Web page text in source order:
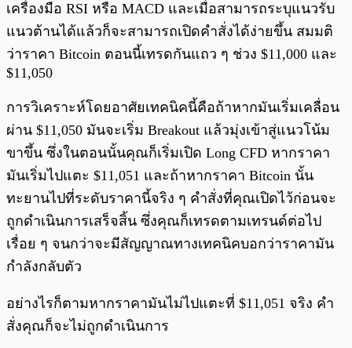
เครื่องมือ RSI หรือ MACD และเมื่อสามารถระบุแนวรับ
แนวต้านได้แล้วก็จะสามารถเปิดคำสั่งได้ง่ายขึ้น สมมติ
ว่าราคา Bitcoin ตอนนี้เทรดกันแถว ๆ ช่วง $11,000 และ
$11,050
การวิเคราะห์โดยอาศัยเทคนิคนี้คือถ้าหากมันเริ่มเคลื่อน
ผ่าน $11,050 มันจะเริ่ม Breakout แล้วมุ่งเข้าสู่แนวโน้ม
ขาขึ้น ซึ่งในตอนนั้นคุณก็เริ่มเปิด Long CFD หากราคา
มันเริ่มไปแตะ $11,051 และถ้าหากราคา Bitcoin นั้น
ทะยานไปที่ระดับราคานี้จริง ๆ คำสั่งที่คุณเปิดไว้ก่อนจะ
ถูกดำเนินการเสร็จสิ้น ซึ่งคุณก็เทรดตามเทรนด์ต่อไป
เรื่อย ๆ จนกว่าจะมีสัญญาณทางเทคนิคบอกว่าราคามัน
กำลังกลับตัว
อย่างไรก็ตามหากราคามันไม่ไปแตะที่ $11,051 จริง คำ
สั่งคุณก็จะไม่ถูกดำเนินการ